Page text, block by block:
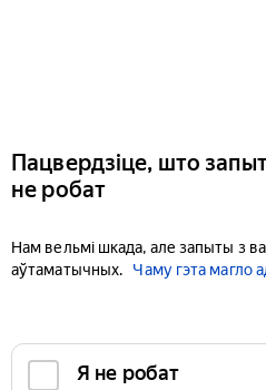
Пацвердзіце, што
не робат
Нам вельмі шкада, але запыты з
аўтаматычных.
Чаму гэта магло
Я не робат